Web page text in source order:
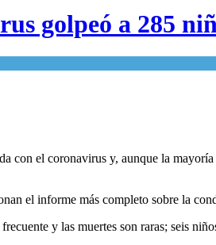
golpeó a 285
el coronavirus y, aunque la
el informe más completo sobre la
y las muertes son raras; seis